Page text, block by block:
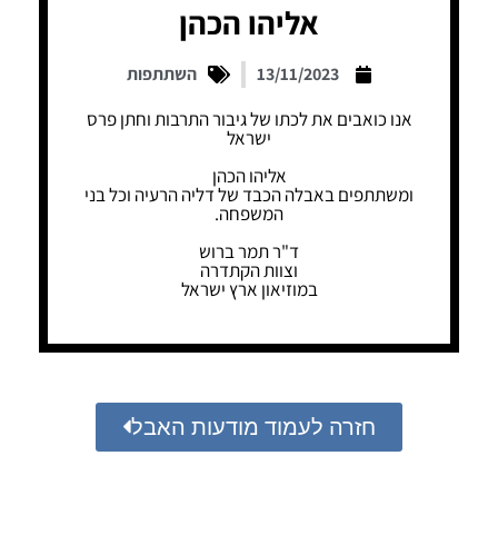
אליהו הכהן
13/11/2023 השתתפות
אנו כואבים את לכתו של גיבור התרבות וחתן פרס
ישראל
אליהו הכהן
ומשתתפים באבלה הכבד של דליה הרעיה וכל בני
המשפחה.
ד"ר תמר ברוש
וצוות הקתדרה
במוזיאון ארץ ישראל
חזרה לעמוד מודעות האבל